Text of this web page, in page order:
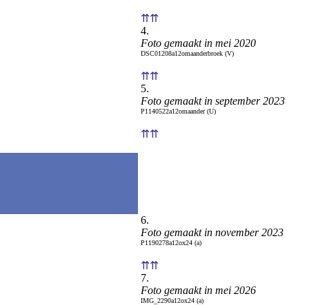
⇈⇈
4.
Foto gemaakt in mei 2020
DSC01208a12omaanderbroek (V)
⇈⇈
5.
Foto gemaakt in september 2023
P1140522a12omaander (U)
⇈⇈
6.
Foto gemaakt in november 2023
P1190278a12ox24 (a)
⇈⇈
7.
Foto gemaakt in mei 2026
IMG_2290a12ox24 (a)